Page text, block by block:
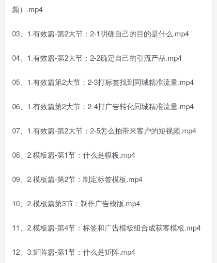
频）.mp4
03、1.有效篇-第2大节：2-1明确自己的目的是什么.mp4
04、1.有效篇-第2大节：2-2确定自己的引流产品.mp4
05、1.有效篇第2大节：2-3打标签找到同城精准流量.mp4
06、1.有效篇第2大节：2-4打广告转化同城精准流量.mp4
07、1.有效篇-第2大节：2-5怎么拍带来客户的短视频.mp4
08、2.模板篇-第1节：什么是模板.mp4
09、2.模板篇-第2节：制定标签模板.mp4
10、2.模板篇第3节：制作广告模版.mp4
11、2.模板篇-第4节：标签和广告模板组合成获客模板.mp4
12、3.矩阵篇-第1节：什么是矩阵.mp4